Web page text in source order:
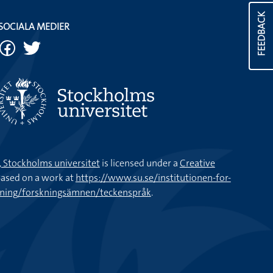
FEEDBACK
MEDIER
universitetis licensed under aCreative
on a work athttps://www.su.se/institutionen-for-
forskningsämnen/teckenspråk.